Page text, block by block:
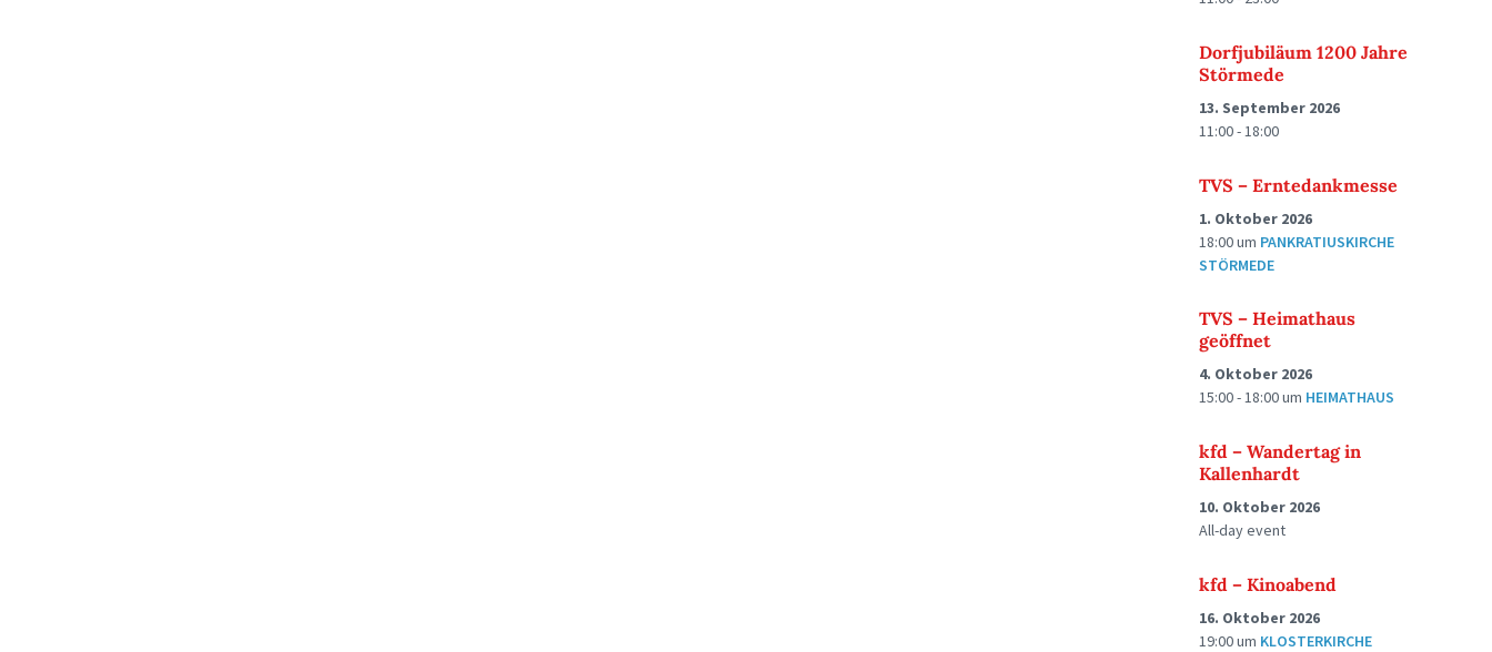
Dorfjubiläum 1200 Jahre
Störmede
13. September 2026
11:00 - 18:00
TVS – Erntedankmesse
1. Oktober 2026
18:00um PANKRATIUSKIRCHE
STÖRMEDE
TVS – Heimathaus
geöffnet
4. Oktober 2026
15:00 - 18:00um HEIMATHAUS
kfd – Wandertag in
Kallenhardt
10. Oktober 2026
All-day event
kfd – Kinoabend
16. Oktober 2026
19:00um KLOSTERKIRCHE